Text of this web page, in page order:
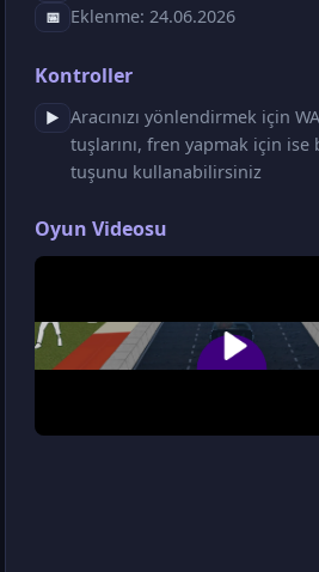
📅 Eklenme: 24.06.2026
Kontroller
▶ Aracınızı yönlendirmek için
tuşlarını, fren yapmak için ise
tuşunu kullanabilirsiniz
Oyun Videosu